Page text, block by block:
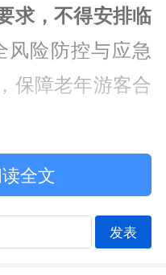
求，不得安排临
风险防控与应急
保障老年游客合
引导旅行社规范
完善服务流程，
时也为监管工作
全文
发表